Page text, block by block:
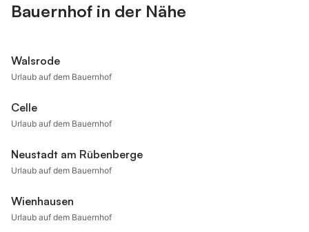
Bauernhof in der Nähe
Walsrode
Urlaub auf dem Bauernhof
Celle
Urlaub auf dem Bauernhof
Neustadt am Rübenberge
Urlaub auf dem Bauernhof
Wienhausen
Urlaub auf dem Bauernhof